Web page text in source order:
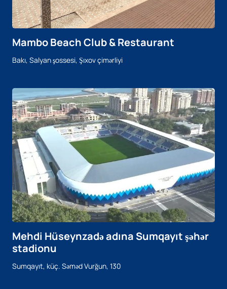
Mambo Beach Club & Restaurant
Bakı, Salyan şossesi, Şıxov çimərliyi
Mehdi Hüseynzadə adına Sumqayıt şəhər
stadionu
Sumqayıt, küç. Səməd Vurğun, 130